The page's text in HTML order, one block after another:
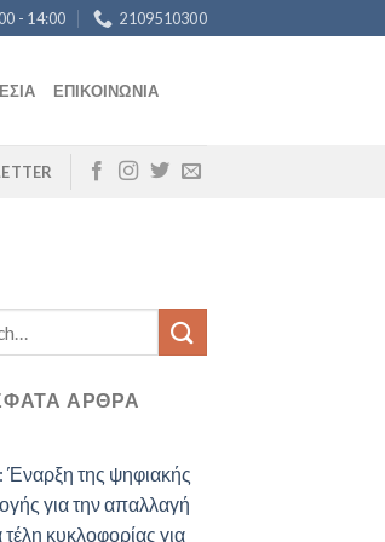
- 14:00 2109510300
ΕΠΙΚΟΙΝΩΝΊΑ
ΆΡΘΡΑ
της ψηφιακής
για την απαλλαγή
κυκλοφορίας για